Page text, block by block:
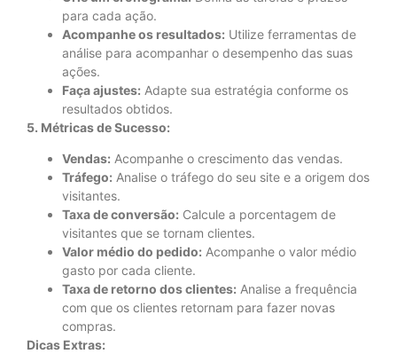
para cada ação.
Acompanhe os resultados: Utilize ferramentas de
análise para acompanhar o desempenho das suas
ações.
Faça ajustes: Adapte sua estratégia conforme os
resultados obtidos.
5. Métricas de Sucesso:
Vendas: Acompanhe o crescimento das vendas.
Tráfego: Analise o tráfego do seu site e a origem dos
visitantes.
Taxa de conversão: Calcule a porcentagem de
visitantes que se tornam clientes.
Valor médio do pedido: Acompanhe o valor médio
gasto por cada cliente.
Taxa de retorno dos clientes: Analise a frequência
com que os clientes retornam para fazer novas
compras.
Dicas Extras: